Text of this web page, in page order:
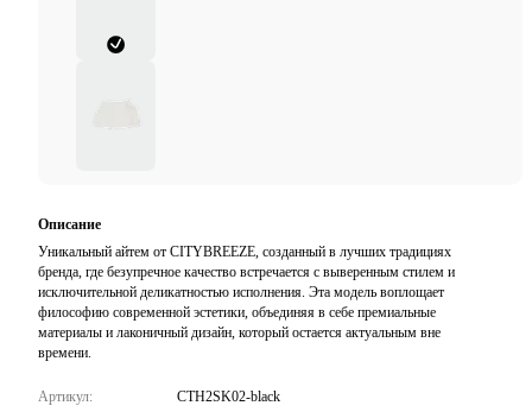
Описание
Уникальный айтем от CITYBREEZE, созданный в лучших традициях
бренда, где безупречное качество встречается с выверенным стилем и
исключительной деликатностью исполнения. Эта модель воплощает
философию современной эстетики, объединяя в себе премиальные
материалы и лаконичный дизайн, который остается актуальным вне
времени.
Артикул:
CTH2SK02-black